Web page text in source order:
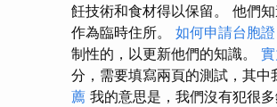
飪技術和食材得以保留。 他們
作為臨時住所。 如何申請台胞證
制性的，以更新他們的知識。
分，需要填寫兩頁的測試，其中
薦 我的意思是，我們沒有犯很